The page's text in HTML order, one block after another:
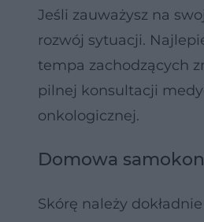
Jeśli zauważysz na
rozwój sytuacji.
tempa zachodzących
pilnej konsultacji
onkologicznej.
Domowa
Skórę należy